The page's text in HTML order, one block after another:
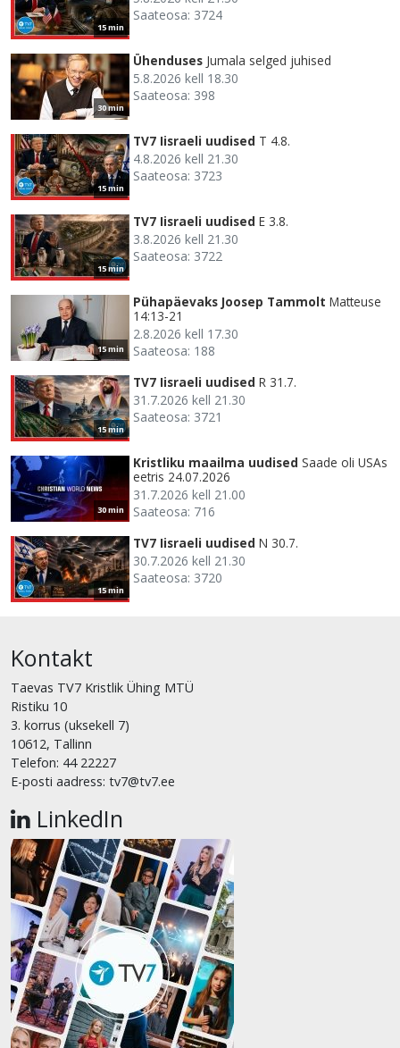
15 min
Saateosa: 3724
30 min
Ühenduses Jumala selged juhised
5.8.2026 kell 18.30
Saateosa: 398
15 min
TV7 Iisraeli uudised T 4.8.
4.8.2026 kell 21.30
Saateosa: 3723
15 min
TV7 Iisraeli uudised E 3.8.
3.8.2026 kell 21.30
Saateosa: 3722
15 min
Pühapäevaks Joosep Tammolt Matteuse
14:13-21
2.8.2026 kell 17.30
Saateosa: 188
15 min
TV7 Iisraeli uudised R 31.7.
31.7.2026 kell 21.30
Saateosa: 3721
30 min
Kristliku maailma uudised Saade oli USAs
eetris 24.07.2026
31.7.2026 kell 21.00
Saateosa: 716
15 min
TV7 Iisraeli uudised N 30.7.
30.7.2026 kell 21.30
Saateosa: 3720
Kontakt
Taevas TV7 Kristlik Ühing MTÜ
Ristiku 10
3. korrus (uksekell 7)
10612, Tallinn
Telefon: 44 22227
E-posti aadress: tv7@tv7.ee
LinkedIn